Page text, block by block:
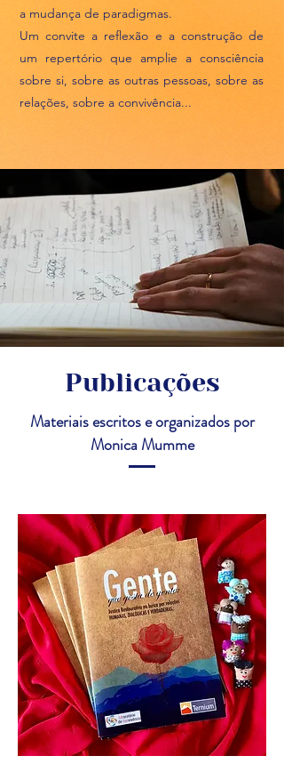
a mudança de paradigmas.
Um convite a reflexão e a construção de
um repertório que amplie a consciência
sobre si, sobre as outras pessoas, sobre as
relações, sobre a convivência...
Publicações
Materiais escritos e organizados por
Monica Mumme